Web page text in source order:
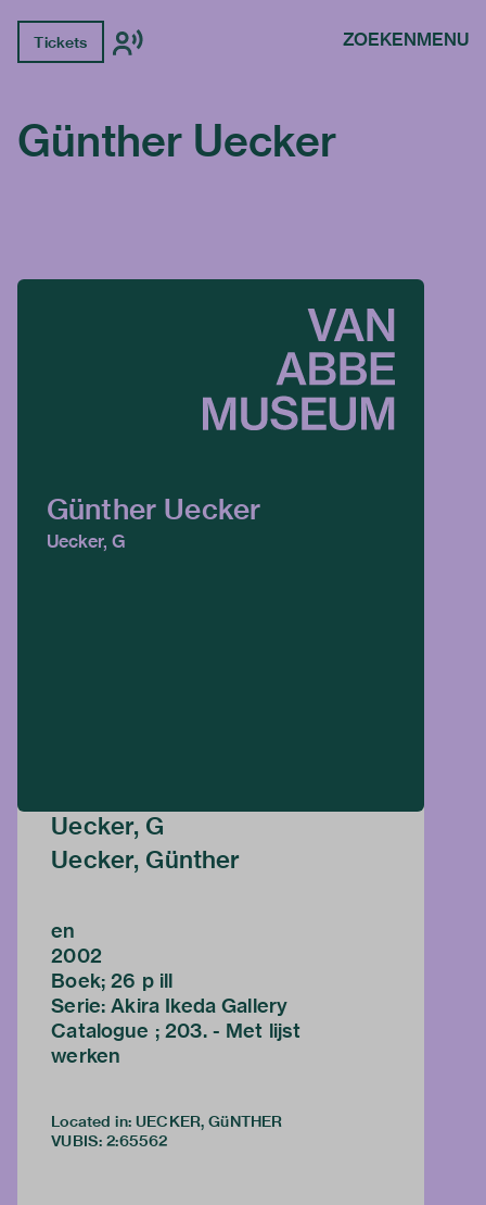
Tickets ZOEKENMENU
Günther Uecker
Günther Uecker
Uecker, G
Uecker, G
Uecker, Günther
en
2002
Boek; 26 p ill
Serie: Akira Ikeda Gallery
Catalogue ; 203. - Met lijst
werken
Located in: UECKER, GüNTHER
VUBIS: 2:65562